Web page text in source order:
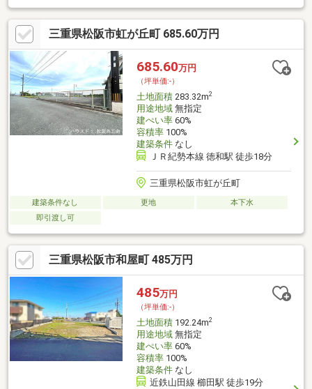
ーマーケットグッディ多気店まで 徒歩13分（約980ｍ）
三重県松阪市虹が丘町 685.60万円
685.60万円
（坪単価:-）
土地面積283.32m2
用途地域無指定
建ぺい率60%
容積率100%
建築条件なし
ＪＲ紀勢本線 徳和駅 徒歩18分
三重県松阪市虹が丘町
建築条件なし 更地
本下水
即引渡し可
三重県松阪市和屋町 485万円
485万円
（坪単価:-）
土地面積192.24m2
用途地域無指定
建ぺい率60%
容積率100%
建築条件なし
近鉄山田線 櫛田駅 徒歩19分